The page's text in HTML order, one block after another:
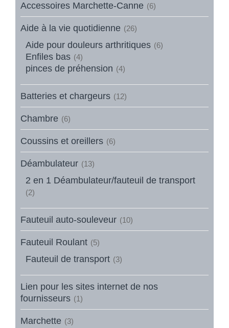
Accessoires Marchette-Canne (6)
Aide à la vie quotidienne (26)
Aide pour douleurs arthritiques (6)
Enfiles bas (4)
pinces de préhension (4)
Batteries et chargeurs (12)
Chambre (6)
Coussins et oreillers (6)
Déambulateur (13)
2 en 1 Déambulateur/fauteuil de transport
(2)
Fauteuil auto-souleveur (10)
Fauteuil Roulant (5)
Fauteuil de transport (3)
Lien pour les sites internet de nos
fournisseurs (1)
Marchette (3)